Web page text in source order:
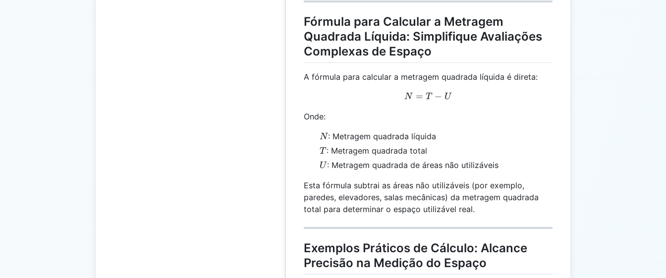
Fórmula para Calcular a Metragem
Quadrada Líquida: Simplifique Avaliações
Complexas de Espaço
A fórmula para calcular a metragem quadrada líquida é direta:
N = T - U
N = T − U
Onde:
N
N: Metragem quadrada líquida
T
T : Metragem quadrada total
U
U: Metragem quadrada de áreas não utilizáveis
Esta fórmula subtrai as áreas não utilizáveis (por exemplo,
paredes, elevadores, salas mecânicas) da metragem quadrada
total para determinar o espaço utilizável real.
Exemplos Práticos de Cálculo: Alcance
Precisão na Medição do Espaço